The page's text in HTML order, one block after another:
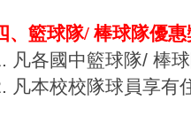
、籃球隊/ 棒球隊優
凡各國中籃球隊/ 棒
凡本校校隊球員享有